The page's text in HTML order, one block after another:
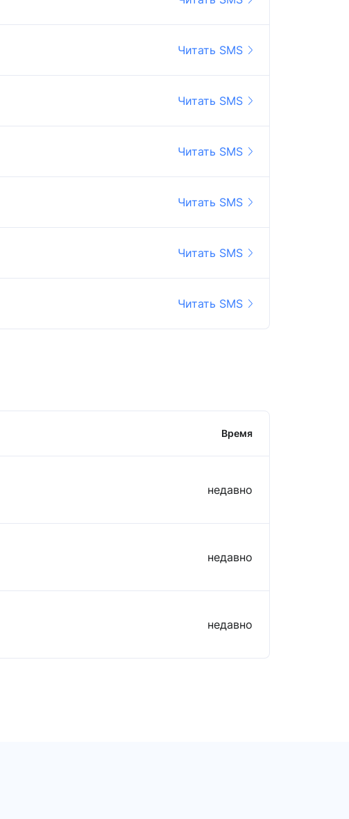
Читать SMS
Читать SMS
Читать SMS
Читать SMS
Читать SMS
Читать SMS
Время
недавно
недавно
недавно